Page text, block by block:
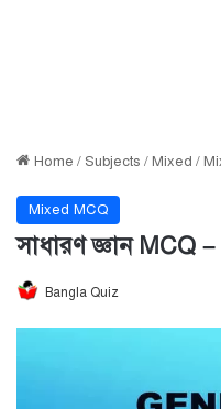
Home / Subjects /Mixed /
Mixed MCQ
সাধারণ জ্ঞান MCQ
Bangla Quiz